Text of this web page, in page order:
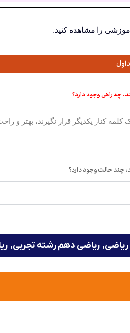
را مشاهده کنید.
چه راهی وجود دارد؟
کنار یکدیگر قرار نگیرند، بهتر و
چند حالت وجود دارد؟
, ریاضی دهم رشته تجربی,